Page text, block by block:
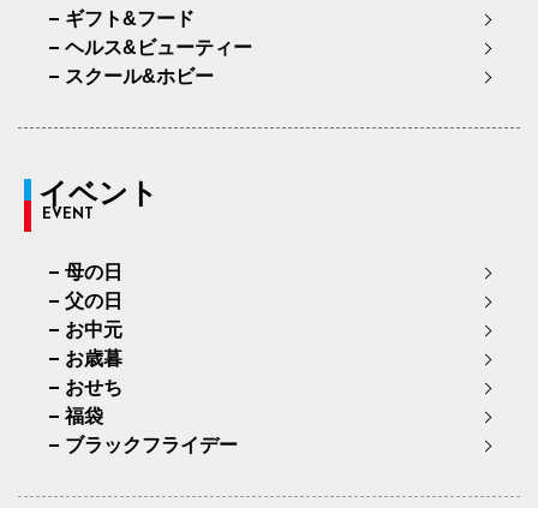
ギフト&フード
ヘルス&ビューティー
スクール&ホビー
イベント
EVENT
母の日
父の日
お中元
お歳暮
おせち
福袋
ブラックフライデー